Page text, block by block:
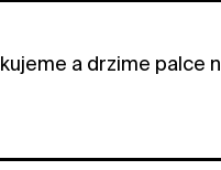
a drzime palce